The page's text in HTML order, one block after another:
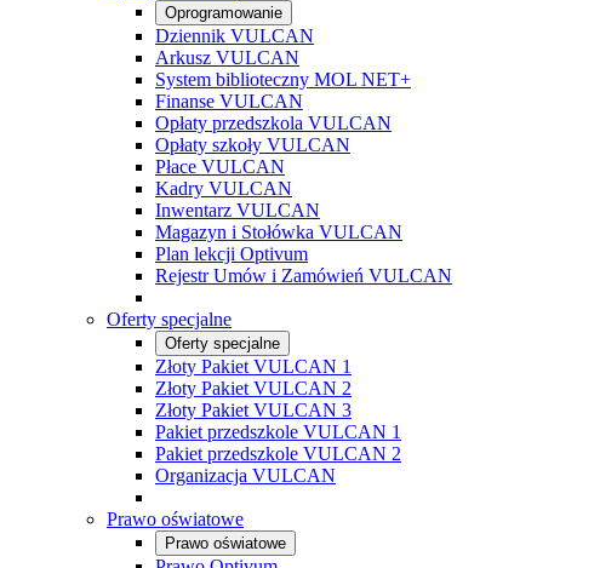
Oprogramowanie
Dziennik VULCAN
Arkusz VULCAN
System biblioteczny MOL NET+
Finanse VULCAN
Opłaty przedszkola VULCAN
Opłaty szkoły VULCAN
Płace VULCAN
Kadry VULCAN
Inwentarz VULCAN
Magazyn i Stołówka VULCAN
Plan lekcji Optivum
Rejestr Umów i Zamówień VULCAN
Oferty specjalne
Oferty specjalne
Złoty Pakiet VULCAN 1
Złoty Pakiet VULCAN 2
Złoty Pakiet VULCAN 3
Pakiet przedszkole VULCAN 1
Pakiet przedszkole VULCAN 2
Organizacja VULCAN
Prawo oświatowe
Prawo oświatowe